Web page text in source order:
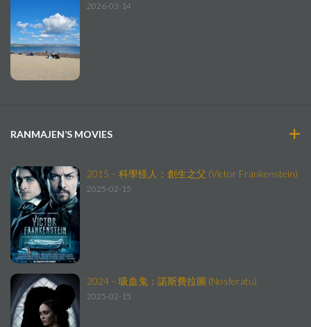
2026-03-14
RANMAJEN’S MOVIES
2015 – 科學怪人：創生之父 (Victor Frankenstein)
2025-02-15
2024 – 吸血鬼：諾斯費拉圖 (Nosferatu)
2025-02-15